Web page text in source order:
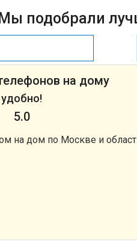
Мы подобрали
на дому
5.0
на дом по Москве и